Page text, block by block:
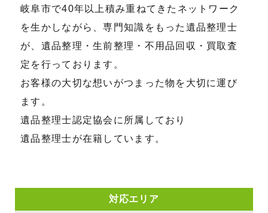
岐阜市で40年以上積み重ねてきたネットワーク
を生かしながら、専門知識をもった遺品整理士
が、遺品整理・生前整理・不用品回収・買取査
定を行っております。
お客様の大切な想いがつまった物を大切に運び
ます。
遺品整理士認定協会に所属しており
遺品整理士が在籍しています。
対応エリア